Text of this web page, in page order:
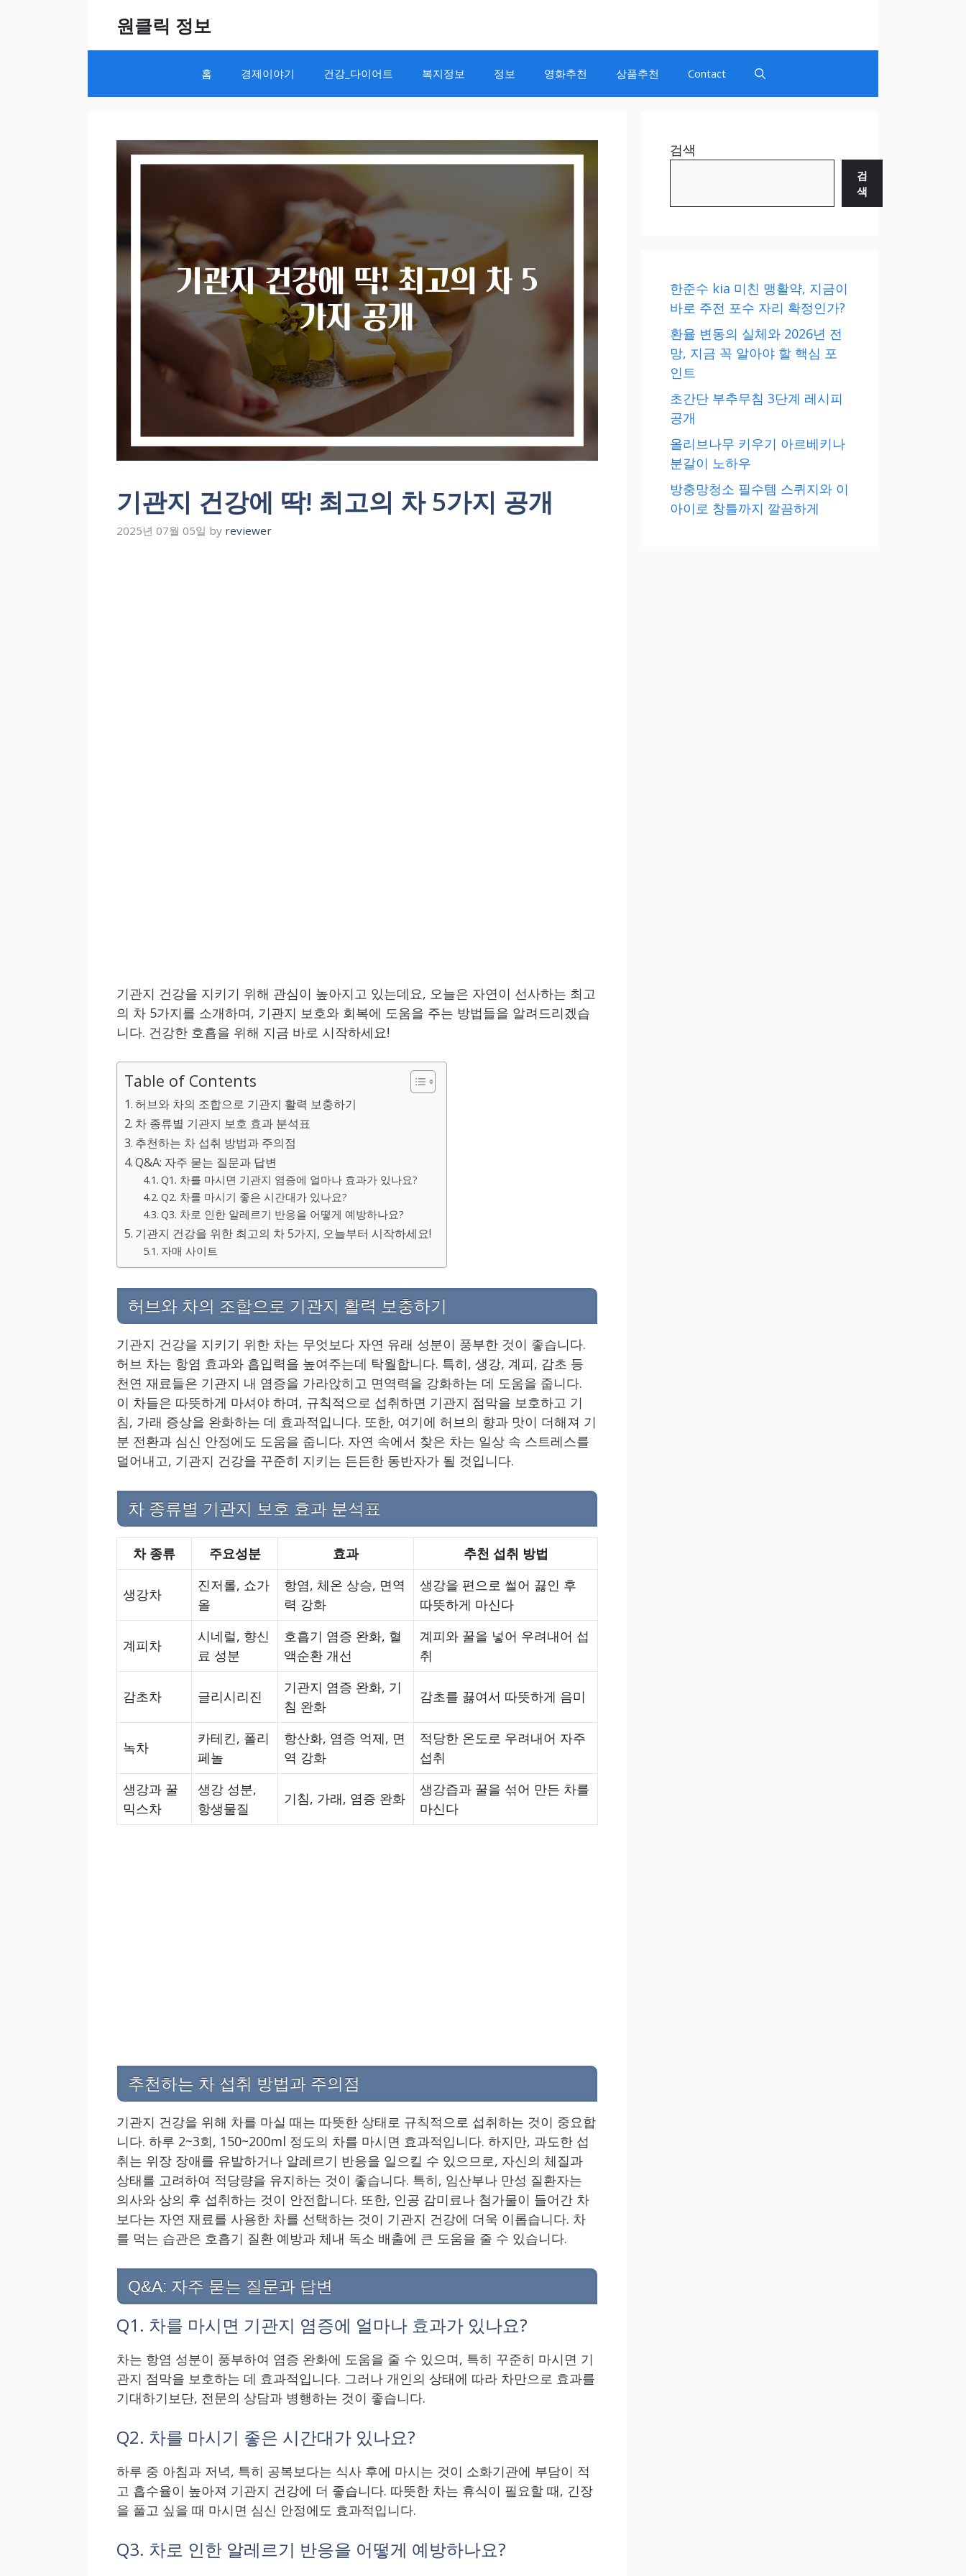
원클릭 정보
홈 경제이야기 건강_다이어트 복지정보 정보 영화추천 상품추천 Contact
기관지 건강에 딱! 최고의 차 5가지 공개
2025년 07월 05일 by reviewer
기관지 건강을 지키기 위해 관심이 높아지고 있는데요, 오늘은 자연이 선사하는 최고
의 차 5가지를 소개하며, 기관지 보호와 회복에 도움을 주는 방법들을 알려드리겠습
니다. 건강한 호흡을 위해 지금 바로 시작하세요!
Table of Contents
허브와 차의 조합으로 기관지 활력 보충하기
차 종류별 기관지 보호 효과 분석표
추천하는 차 섭취 방법과 주의점
Q&A: 자주 묻는 질문과 답변
Q1. 차를 마시면 기관지 염증에 얼마나 효과가 있나요?
Q2. 차를 마시기 좋은 시간대가 있나요?
Q3. 차로 인한 알레르기 반응을 어떻게 예방하나요?
기관지 건강을 위한 최고의 차 5가지, 오늘부터 시작하세요!
자매 사이트
허브와 차의 조합으로 기관지 활력 보충하기
기관지 건강을 지키기 위한 차는 무엇보다 자연 유래 성분이 풍부한 것이 좋습니다.
허브 차는 항염 효과와 흡입력을 높여주는데 탁월합니다. 특히, 생강, 계피, 감초 등
천연 재료들은 기관지 내 염증을 가라앉히고 면역력을 강화하는 데 도움을 줍니다.
이 차들은 따뜻하게 마셔야 하며, 규칙적으로 섭취하면 기관지 점막을 보호하고 기
침, 가래 증상을 완화하는 데 효과적입니다. 또한, 여기에 허브의 향과 맛이 더해져 기
분 전환과 심신 안정에도 도움을 줍니다. 자연 속에서 찾은 차는 일상 속 스트레스를
덜어내고, 기관지 건강을 꾸준히 지키는 든든한 동반자가 될 것입니다.
차 종류별 기관지 보호 효과 분석표
차 종류 주요성분 효과 추천 섭취 방법
생강차
진저롤, 쇼가
올
항염, 체온 상승, 면역
력 강화
생강을 편으로 썰어 끓인 후
따뜻하게 마신다
계피차
시네럴, 향신
료 성분
호흡기 염증 완화, 혈
액순환 개선
계피와 꿀을 넣어 우려내어 섭
취
감초차 글리시리진
기관지 염증 완화, 기
침 완화
감초를 끓여서 따뜻하게 음미
녹차
카테킨, 폴리
페놀
항산화, 염증 억제, 면
역 강화
적당한 온도로 우려내어 자주
섭취
생강과 꿀
믹스차
생강 성분,
항생물질
기침, 가래, 염증 완화
생강즙과 꿀을 섞어 만든 차를
마신다
추천하는 차 섭취 방법과 주의점
기관지 건강을 위해 차를 마실 때는 따뜻한 상태로 규칙적으로 섭취하는 것이 중요합
니다. 하루 2~3회, 150~200ml 정도의 차를 마시면 효과적입니다. 하지만, 과도한 섭
취는 위장 장애를 유발하거나 알레르기 반응을 일으킬 수 있으므로, 자신의 체질과
상태를 고려하여 적당량을 유지하는 것이 좋습니다. 특히, 임산부나 만성 질환자는
의사와 상의 후 섭취하는 것이 안전합니다. 또한, 인공 감미료나 첨가물이 들어간 차
보다는 자연 재료를 사용한 차를 선택하는 것이 기관지 건강에 더욱 이롭습니다. 차
를 먹는 습관은 호흡기 질환 예방과 체내 독소 배출에 큰 도움을 줄 수 있습니다.
Q&A: 자주 묻는 질문과 답변
Q1. 차를 마시면 기관지 염증에 얼마나 효과가 있나요?
차는 항염 성분이 풍부하여 염증 완화에 도움을 줄 수 있으며, 특히 꾸준히 마시면 기
관지 점막을 보호하는 데 효과적입니다. 그러나 개인의 상태에 따라 차만으로 효과를
기대하기보단, 전문의 상담과 병행하는 것이 좋습니다.
Q2. 차를 마시기 좋은 시간대가 있나요?
하루 중 아침과 저녁, 특히 공복보다는 식사 후에 마시는 것이 소화기관에 부담이 적
고 흡수율이 높아져 기관지 건강에 더 좋습니다. 따뜻한 차는 휴식이 필요할 때, 긴장
을 풀고 싶을 때 마시면 심신 안정에도 효과적입니다.
Q3. 차로 인한 알레르기 반응을 어떻게 예방하나요?
검색
검
색
한준수 kia 미친 맹활약, 지금이
바로 주전 포수 자리 확정인가?
환율 변동의 실체와 2026년 전
망, 지금 꼭 알아야 할 핵심 포
인트
초간단 부추무침 3단계 레시피
공개
올리브나무 키우기 아르베키나
분갈이 노하우
방충망청소 필수템 스퀴지와 이
아이로 창틀까지 깔끔하게